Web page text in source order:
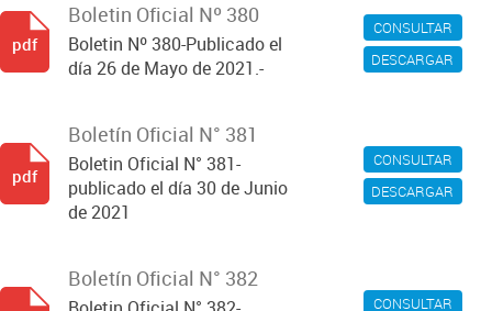
CONSULTAR
DESCARGAR
Boletin Oficial Nº 380
Boletin Nº 380-Publicado el
día 26 de Mayo de 2021.-
pdf
CONSULTAR
DESCARGAR
Boletín Oficial N° 381
Boletin Oficial N° 381-
publicado el día 30 de Junio
de 2021
pdf
CONSULTAR
Boletín Oficial N° 382